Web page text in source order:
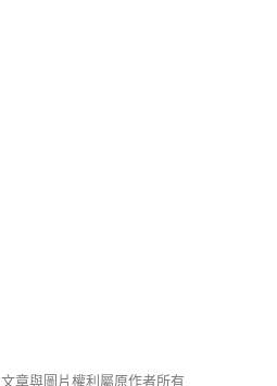
文章與圖片權利屬原作者所有